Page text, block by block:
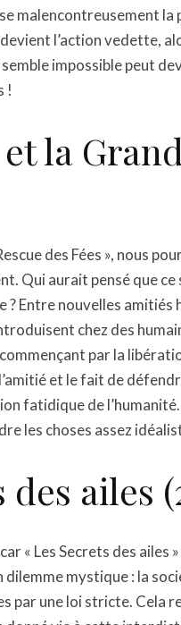
malencontreusement la
l’action vedette,
impossible peut
!
la
des Fées », nous
Qui aurait pensé que
Entre nouvelles amitiés
chez des
par la
et le fait de
fatidique de
les choses assez
ailes
« Les Secrets des
mystique : la
par une loi stricte. Cela